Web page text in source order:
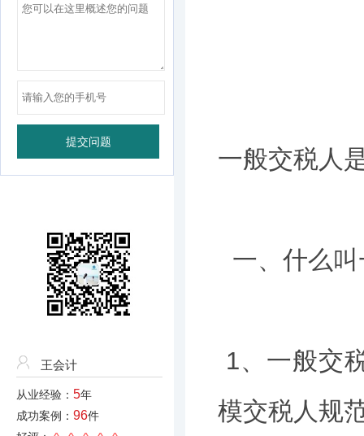
王会计
从业经验： 5年
成功案例： 96件
一般交税人
一、什么
1、一般交
模交税人规